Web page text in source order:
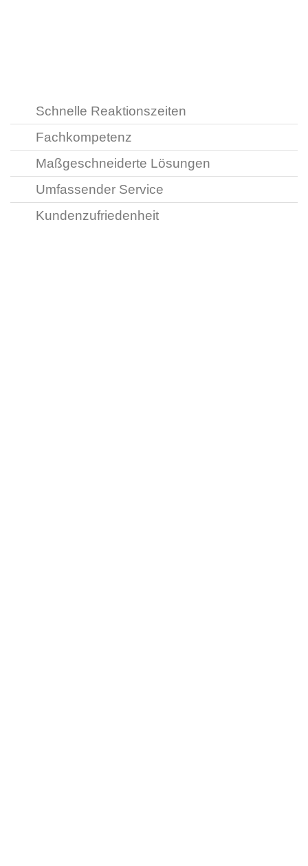
Schnelle Reaktionszeiten
Fachkompetenz
Maßgeschneiderte Lösungen
Umfassender Service
Kundenzufriedenheit